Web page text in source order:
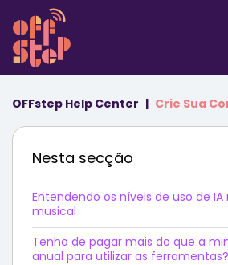
OFFstep Help Center Crie Sua
Nesta secção
Entendendo os níveis de uso de
musical
Tenho de pagar mais do que a
anual para utilizar as ferramentas?